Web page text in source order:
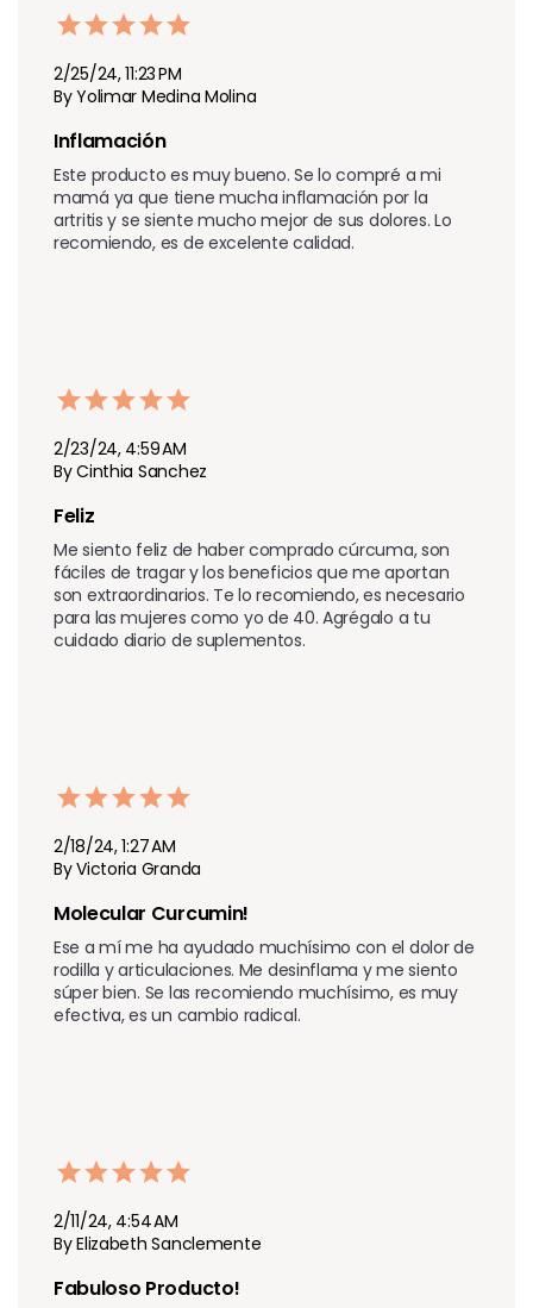
2/25/24, 11:23 PM
By Yolimar Medina Molina
Inflamación
Este producto es muy bueno. Se lo compré a mi
mamá ya que tiene mucha inflamación por la
artritis y se siente mucho mejor de sus dolores. Lo
recomiendo, es de excelente calidad.
2/23/24, 4:59 AM
By Cinthia Sanchez
Feliz
Me siento feliz de haber comprado cúrcuma, son
fáciles de tragar y los beneficios que me aportan
son extraordinarios. Te lo recomiendo, es necesario
para las mujeres como yo de 40. Agrégalo a tu
cuidado diario de suplementos.
2/18/24, 1:27 AM
By Victoria Granda
Molecular Curcumin!
Ese a mí me ha ayudado muchísimo con el dolor de
rodilla y articulaciones. Me desinflama y me siento
súper bien. Se las recomiendo muchísimo, es muy
efectiva, es un cambio radical.
2/11/24, 4:54 AM
By Elizabeth Sanclemente
Fabuloso Producto!